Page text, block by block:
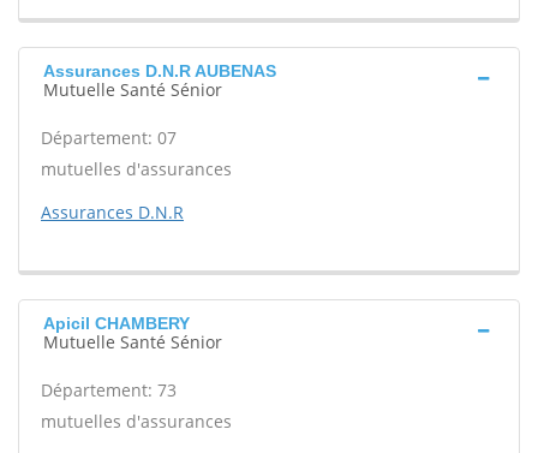
Assurances D.N.R AUBENAS
Mutuelle Santé Sénior
Département: 07
mutuelles d'assurances
Assurances D.N.R
Apicil CHAMBERY
Mutuelle Santé Sénior
Département: 73
mutuelles d'assurances